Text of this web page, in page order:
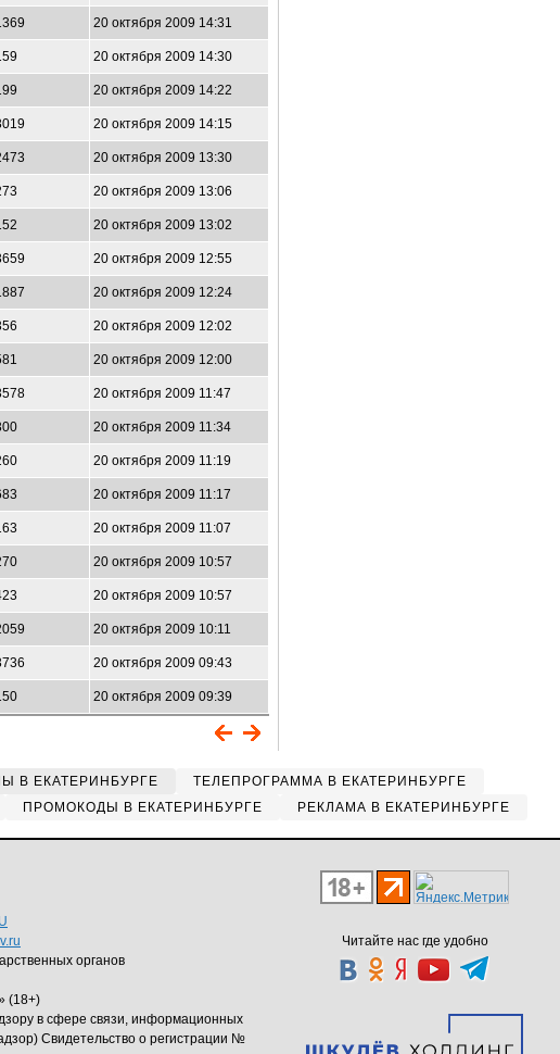
20 октября 2009 14:31
20 октября 2009 14:30
20 октября 2009 14:22
20 октября 2009 14:15
20 октября 2009 13:30
20 октября 2009 13:06
20 октября 2009 13:02
20 октября 2009 12:55
20 октября 2009 12:24
20 октября 2009 12:02
20 октября 2009 12:00
20 октября 2009 11:47
20 октября 2009 11:34
20 октября 2009 11:19
20 октября 2009 11:17
20 октября 2009 11:07
20 октября 2009 10:57
20 октября 2009 10:57
20 октября 2009 10:11
20 октября 2009 09:43
20 октября 2009 09:39
В ЕКАТЕРИНБУРГЕ
ТЕЛЕПРОГРАММА В ЕКАТЕРИНБУРГЕ
ПРОМОКОДЫ В ЕКАТЕРИНБУРГЕ РЕКЛАМА В ЕКАТЕРИНБУРГЕ
Читайте нас где удобно
органов
(18+)
в сфере связи, информационных
Свидетельство о регистрации №